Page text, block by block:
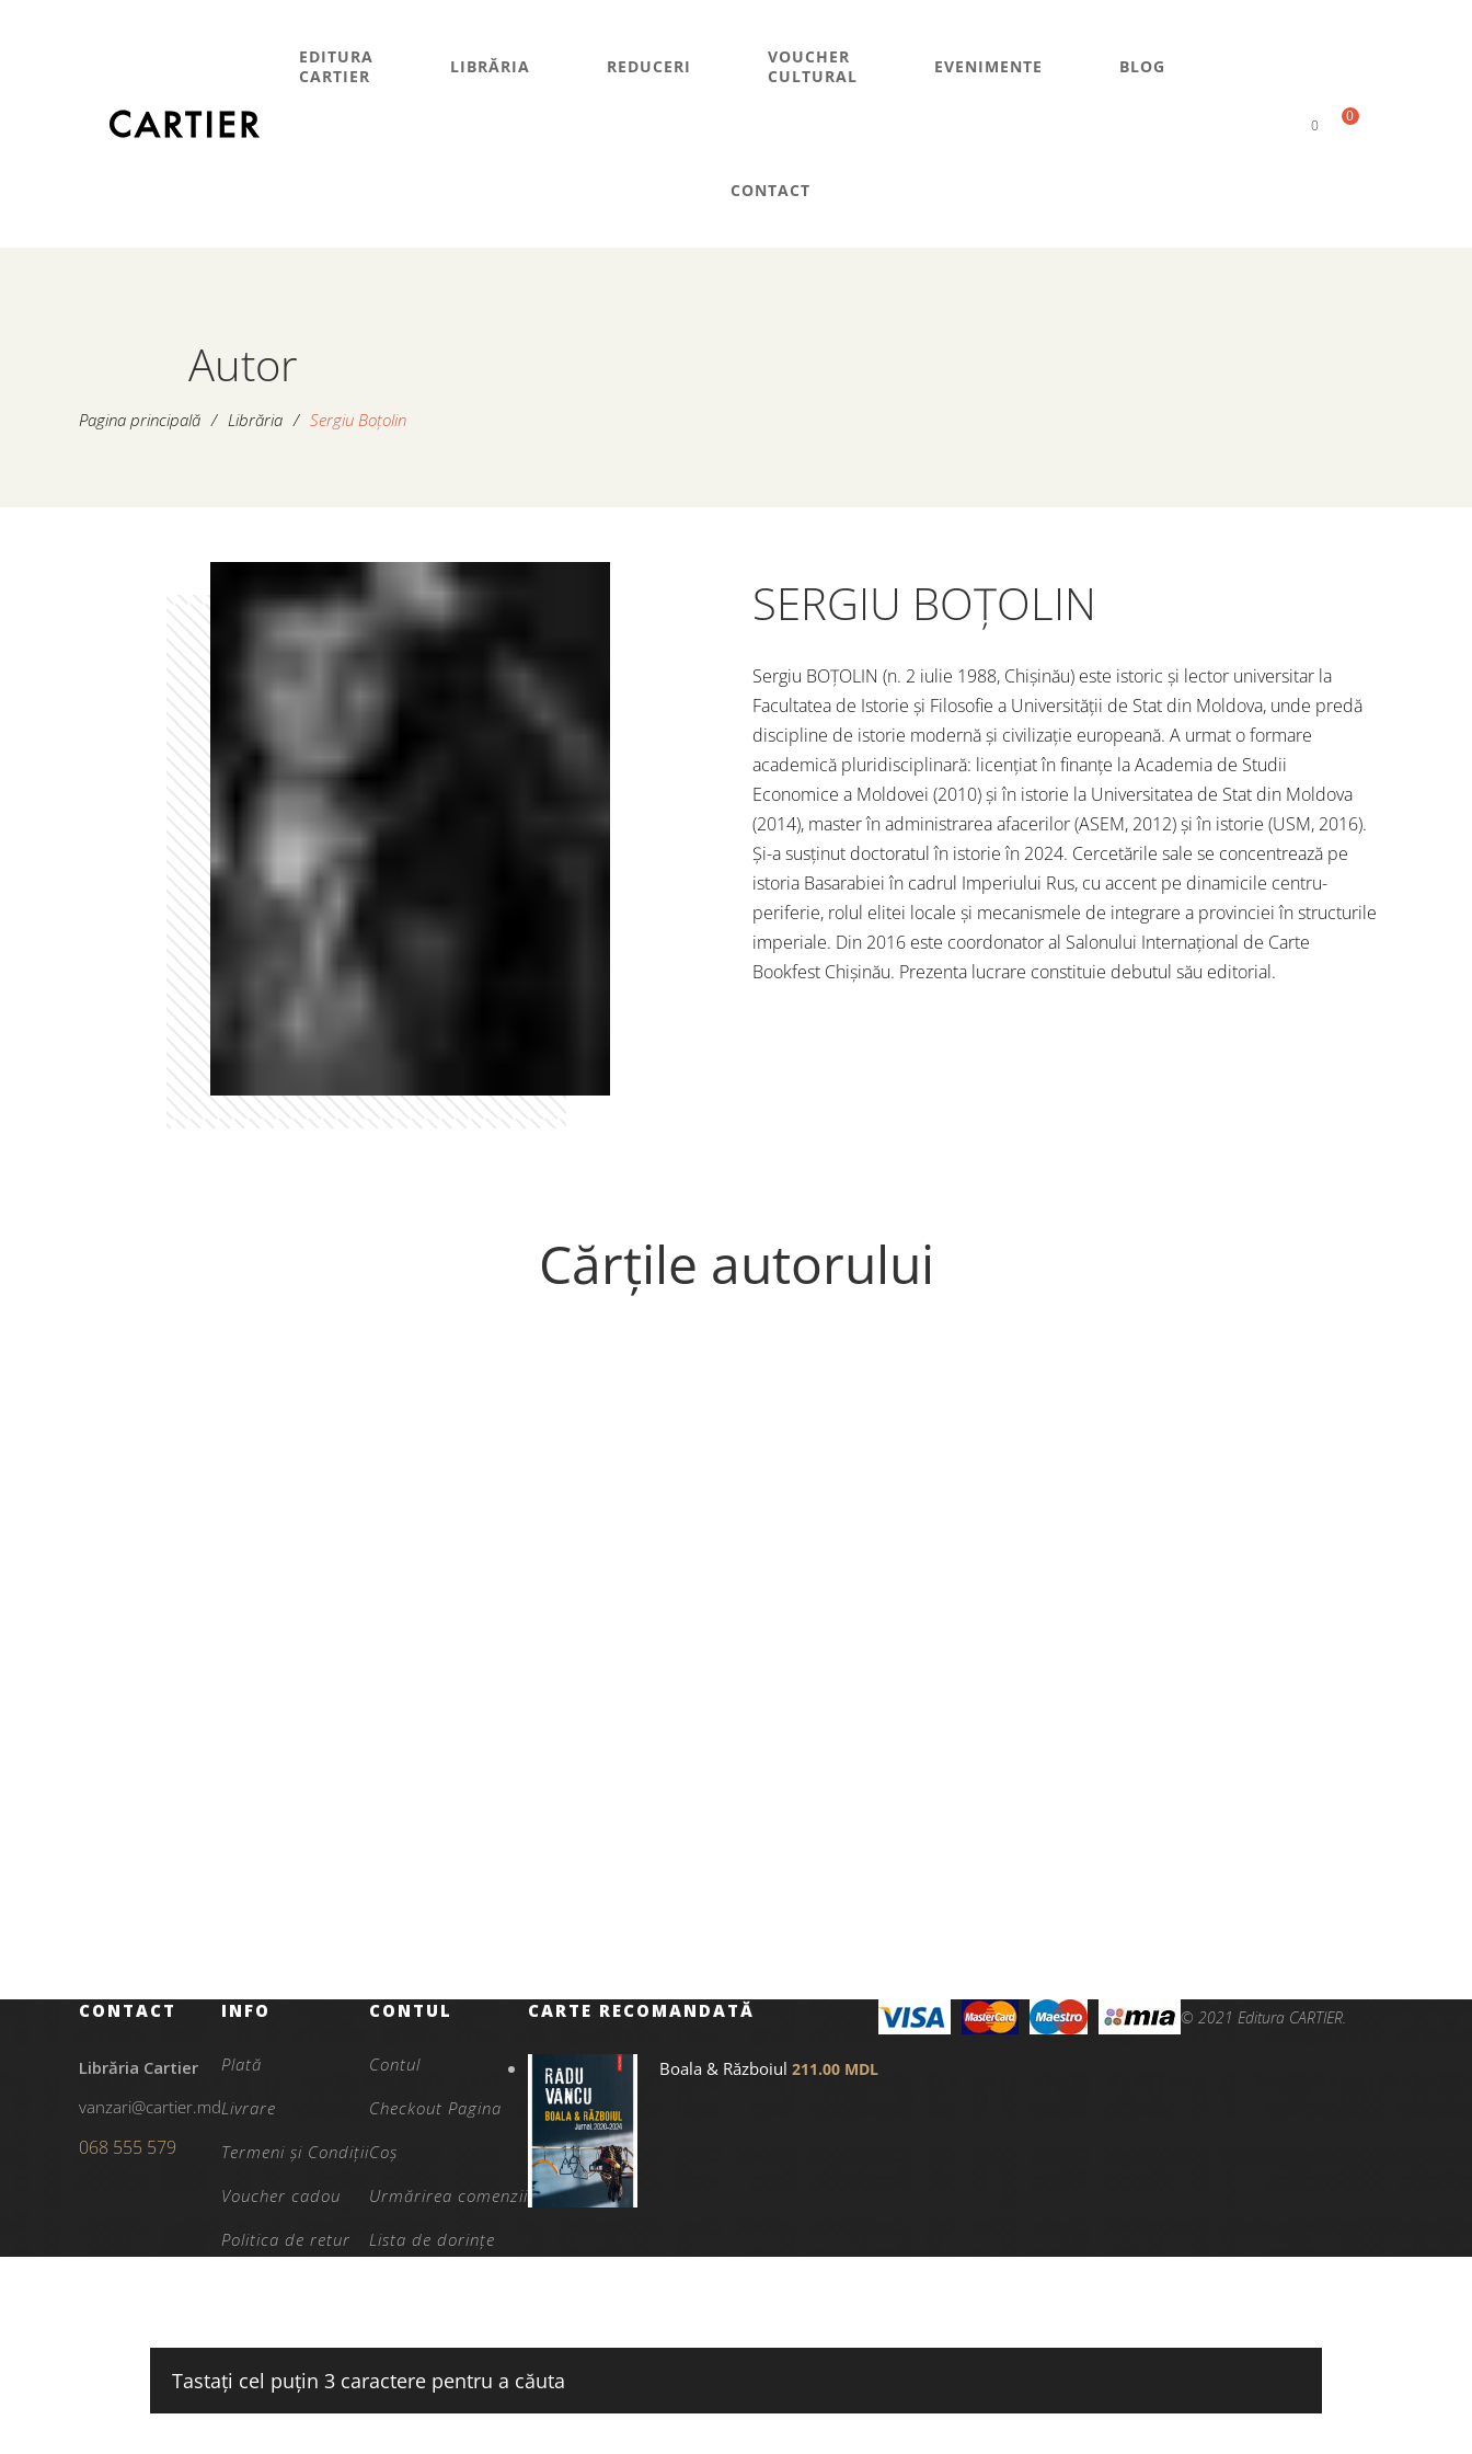
EDITURA
CARTIER
LIBRĂRIA REDUCERI
VOUCHER
CULTURAL
EVENIMENTE BLOG
CONTACT
0
0
Autor
Pagina principală / Librăria / Sergiu Boțolin
SERGIU BOȚOLIN
Sergiu BOȚOLIN (n. 2 iulie 1988, Chișinău) este istoric și lector universitar la
Facultatea de Istorie și Filosofie a Universității de Stat din Moldova, unde predă
discipline de istorie modernă și civilizație europeană. A urmat o formare
academică pluridisciplinară: licențiat în finanțe la Academia de Studii
Economice a Moldovei (2010) și în istorie la Universitatea de Stat din Moldova
(2014), master în administrarea afacerilor (ASEM, 2012) și în istorie (USM, 2016).
Și-a susținut doctoratul în istorie în 2024. Cercetările sale se concentrează pe
istoria Basarabiei în cadrul Imperiului Rus, cu accent pe dinamicile centru-
periferie, rolul elitei locale și mecanismele de integrare a provinciei în structurile
imperiale. Din 2016 este coordonator al Salonului Internațional de Carte
Bookfest Chișinău. Prezenta lucrare constituie debutul său editorial.
Cărțile autorului
CONTACT
Librăria Cartier
vanzari@cartier.md
068 555 579
INFO
Plată
Livrare
Termeni și Condiții
Voucher cadou
Politica de retur
CONTUL
Contul
Checkout Pagina
Coș
Urmărirea comenzii
Lista de dorințe
CARTE RECOMANDATĂ
Boala & Războiul 211.00 MDL
© 2021 Editura CARTIER.